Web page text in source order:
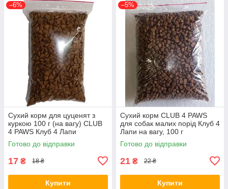
–6%
Сухий корм для цуценят з
куркою 100 г (на вагу) CLUB
4 PAWS Клуб 4 Лапи
Готово до відправки
17 ₴ 18 ₴
Купити
–5%
Сухий корм CLUB 4 PAWS
для собак малих порід Клуб 4
Лапи на вагу, 100 г
Готово до відправки
21 ₴ 22 ₴
Купити